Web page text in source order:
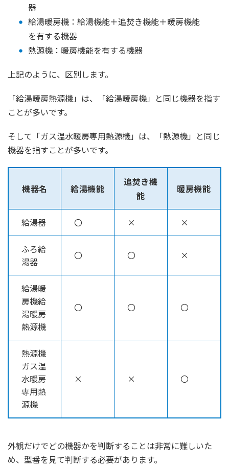
器
給湯暖房機：給湯機能＋追焚き機能＋暖房機能
を有する機器
熱源機：暖房機能を有する機器
上記のように、区別します。
「給湯暖房熱源機」は、「給湯暖房機」と同じ機器を指す
ことが多いです。
そして「ガス温水暖房専用熱源機」は、「熱源機」と同じ
機器を指すことが多いです。
機器名 給湯機能
追焚き機
能
暖房機能
給湯器 〇 × ×
ふろ給
湯器
〇 〇 ×
給湯暖
房機給
湯暖房
熱源機
〇 〇 〇
熱源機
ガス温
水暖房
専用熱
源機
× × 〇
外観だけでどの機器かを判断することは非常に難しいた
め、型番を見て判断する必要があります。